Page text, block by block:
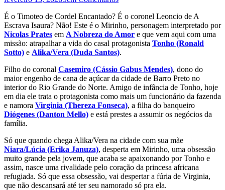
É o Timoteo de Cordel Encantado? É o coronel Leoncio de A
Escrava Isaura? Não! Este é o Mirinho, personagem interpretado por
Nicolas Prates em A Nobreza do Amor e que vem aqui com uma
missão: atrapalhar a vida do casal protagonista Tonho (Ronald
Sotto) e Alika/Vera (Duda Santos).
Filho do coronal Casemiro (Cássio Gabus Mendes), dono do
maior engenho de cana de açúcar da cidade de Barro Preto no
interior do Rio Grande do Norte. Amigo de infância de Tonho, hoje
em dia ele trata o protagonista como mais um funcionário da fazenda
e namora Virginia (Thereza Fonseca), a filha do banqueiro
Diógenes (Danton Mello) e está prestes a assumir os negócios da
família.
Só que quando chega Alika/Vera na cidade com sua mãe
Niara/Lúcia (Erika Januza), desperta em Mirinho, uma obsessão
muito grande pela jovem, que acaba se apaixonando por Tonho e
assim, nasce uma rivalidade pelo coração da princesa africana
refugiada. Só que essa obsessão, vai despertar a fúria de Virginia,
que não descansará até ter seu namorado só pra ela.